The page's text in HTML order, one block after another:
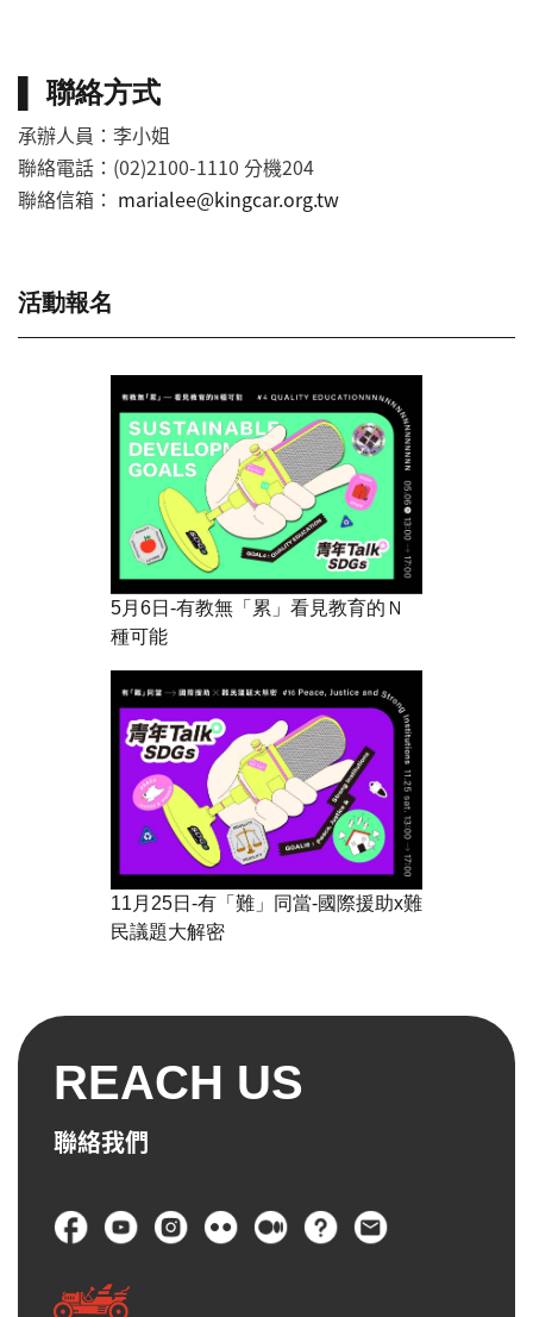
▌ 聯絡方式
承辦人員：李小姐
聯絡電話：(02)2100-1110 分機204
聯絡信箱： marialee@kingcar.org.tw
活動報名
5月6日-有教無「累」看見教育的Ｎ
種可能
11月25日-有「難」同當-國際援助x難
民議題大解密
REACH US
聯絡我們
頁尾